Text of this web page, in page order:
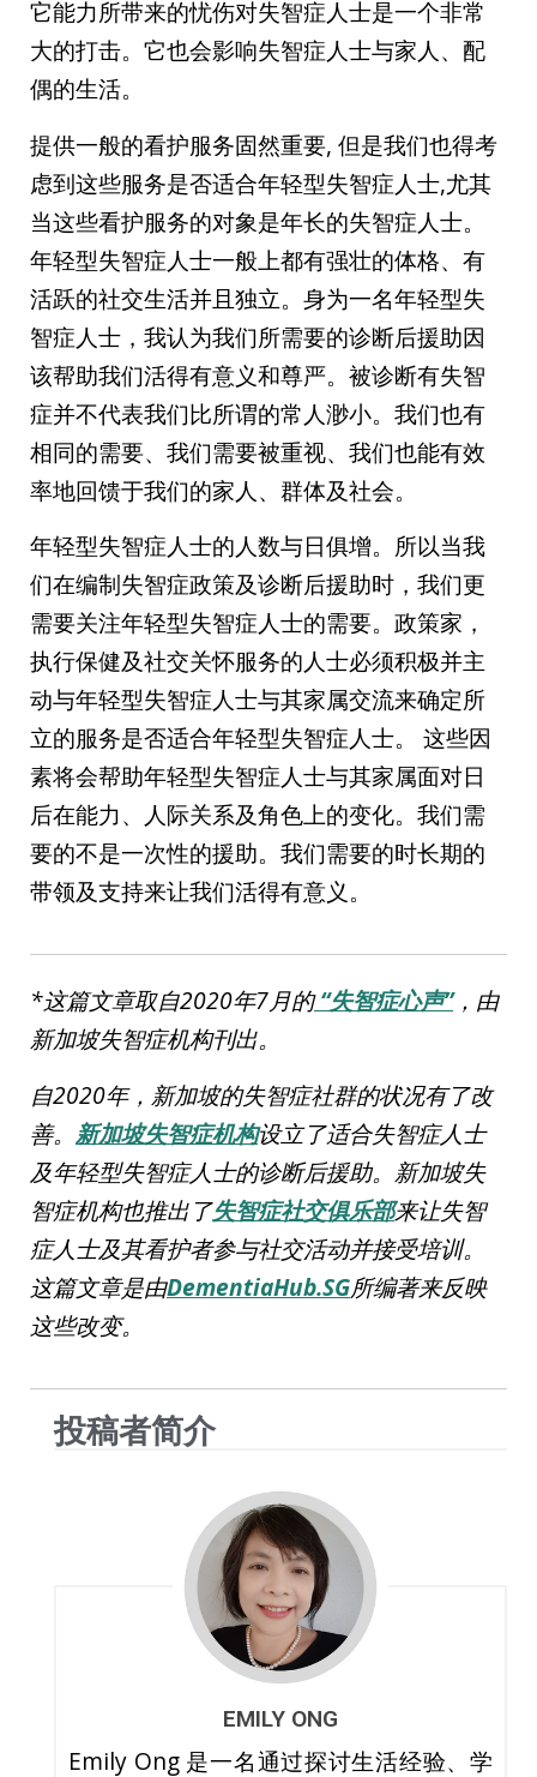
它能力所带来的忧伤对失智症人士是一个非常
大的打击。它也会影响失智症人士与家人、配
偶的生活。
提供一般的看护服务固然重要, 但是我们也得考
虑到这些服务是否适合年轻型失智症人士,尤其
当这些看护服务的对象是年长的失智症人士。
年轻型失智症人士一般上都有强壮的体格、有
活跃的社交生活并且独立。身为一名年轻型失
智症人士，我认为我们所需要的诊断后援助因
该帮助我们活得有意义和尊严。被诊断有失智
症并不代表我们比所谓的常人渺小。我们也有
相同的需要、我们需要被重视、我们也能有效
率地回馈于我们的家人、群体及社会。
年轻型失智症人士的人数与日俱增。所以当我
们在编制失智症政策及诊断后援助时，我们更
需要关注年轻型失智症人士的需要。政策家，
执行保健及社交关怀服务的人士必须积极并主
动与年轻型失智症人士与其家属交流来确定所
立的服务是否适合年轻型失智症人士。 这些因
素将会帮助年轻型失智症人士与其家属面对日
后在能力、人际关系及角色上的变化。我们需
要的不是一次性的援助。我们需要的时长期的
带领及支持来让我们活得有意义。
*这篇文章取自2020年7月的“失智症心声”，由
新加坡失智症机构刊出。
自2020年，新加坡的失智症社群的状况有了改
善。 新加坡失智症机构设立了适合失智症人士
及年轻型失智症人士的诊断后援助。新加坡失
智症机构也推出了失智症社交俱乐部来让失智
症人士及其看护者参与社交活动并接受培训。
这篇文章是由DementiaHub.SG所编著来反映
这些改变。
投稿者简介
EMILY ONG
Emily Ong 是一名通过探讨生活经验、学